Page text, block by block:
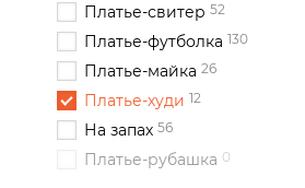
Платье-свитер 52
Платье-футболка 130
Платье-майка 26
Платье-худи 12
На запах 56
Платье-рубашка 0